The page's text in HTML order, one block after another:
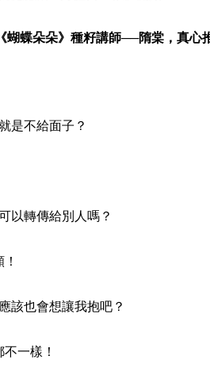
蝴蝶朵朵》種籽講師──隋棠，真心
不給面子？
轉傳給別人嗎？
也會想讓我抱吧？
一樣！